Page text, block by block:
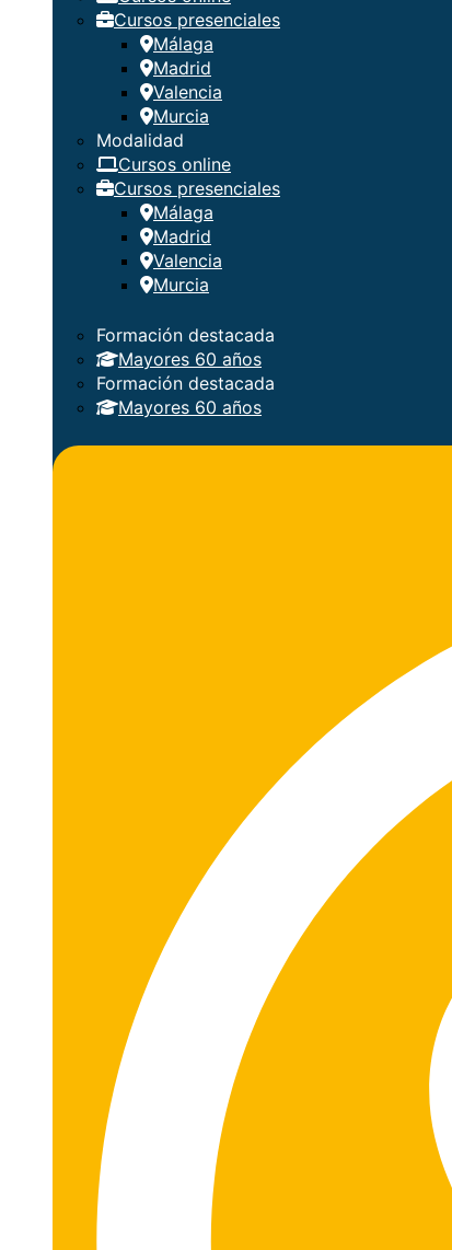
Cursos presenciales
Málaga
Madrid
Valencia
Murcia
Modalidad
Cursos online
Cursos presenciales
Málaga
Madrid
Valencia
Murcia
Formación destacada
Mayores 60 años
Formación destacada
Mayores 60 años